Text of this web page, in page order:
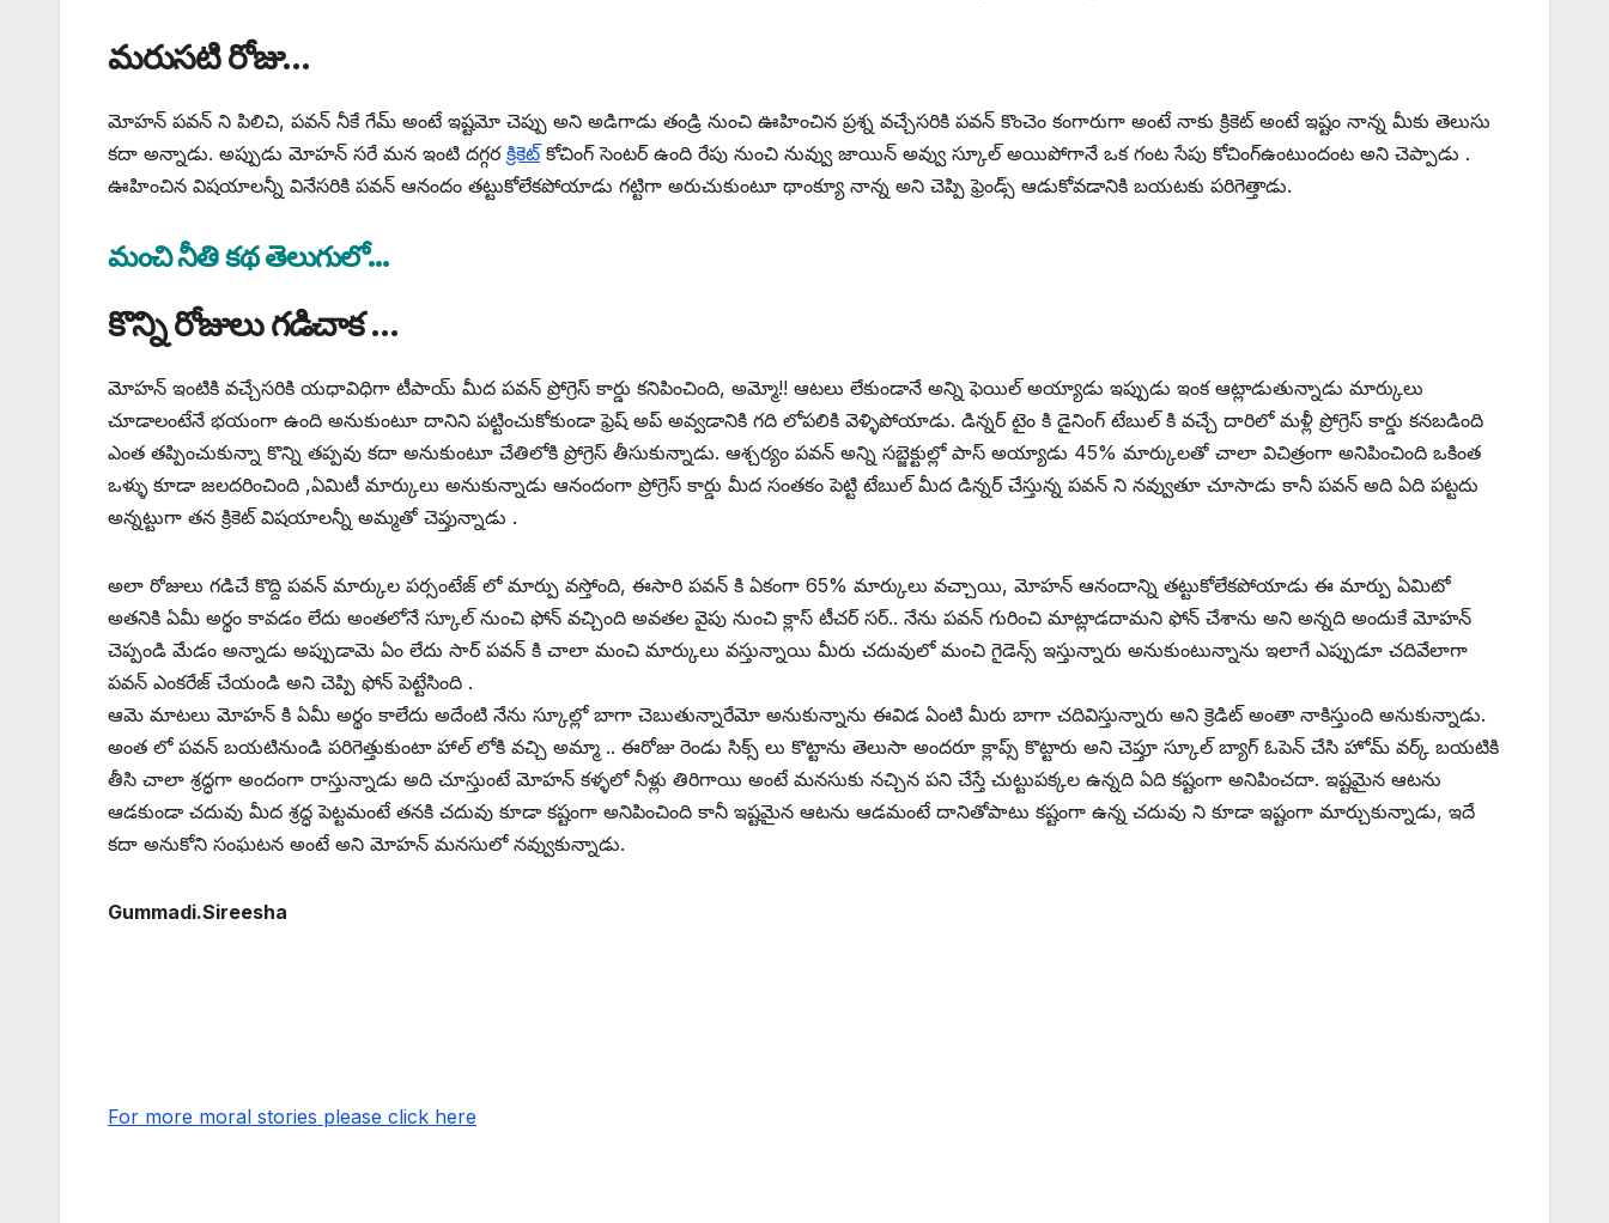
మరుసటి రోజు…
మోహన్ పవన్ ని పిలిచి, పవన్ నీకే గేమ్ అంటే ఇష్టమో చెప్పు అని అడిగాడు తండ్రి నుంచి ఊహించిన ప్రశ్న వచ్చేసరికి పవన్ కొంచెం కంగారుగా అంటే నాకు క్రికెట్ అంటే ఇష్టం నాన్న మీకు తెలుసు
కదా అన్నాడు. అప్పుడు మోహన్ సరే మన ఇంటి దగ్గర క్రికెట్కోచింగ్ సెంటర్ ఉంది రేపు నుంచి నువ్వు జాయిన్ అవ్వు స్కూల్ అయిపోగానే ఒక గంట సేపు కోచింగ్ఉంటుందంట అని చెప్పాడు .
ఊహించిన విషయాలన్నీ వినేసరికి పవన్ ఆనందం తట్టుకోలేకపోయాడు గట్టిగా అరుచుకుంటూ థాంక్యూ నాన్న అని చెప్పి ఫ్రెండ్స్ ఆడుకోవడానికి బయటకు పరిగెత్తాడు.
మంచి నీతి కథ తెలుగులో…
కొన్ని రోజులు గడిచాక …
మోహన్ ఇంటికి వచ్చేసరికి యధావిధిగా టీపాయ్ మీద పవన్ ప్రోగ్రెస్ కార్డు కనిపించింది, అమ్మో!! ఆటలు లేకుండానే అన్ని ఫెయిల్ అయ్యాడు ఇప్పుడు ఇంక ఆట్లాడుతున్నాడు మార్కులు
చూడాలంటేనే భయంగా ఉంది అనుకుంటూ దానిని పట్టించుకోకుండా ఫ్రెష్ అప్ అవ్వడానికి గది లోపలికి వెళ్ళిపోయాడు. డిన్నర్ టైం కి డైనింగ్ టేబుల్ కి వచ్చే దారిలో మళ్లీ ప్రోగ్రెస్ కార్డు కనబడింది
ఎంత తప్పించుకున్నా కొన్ని తప్పవు కదా అనుకుంటూ చేతిలోకి ప్రోగ్రెస్ తీసుకున్నాడు. ఆశ్చర్యం పవన్ అన్ని సబ్జెక్టుల్లో పాస్ అయ్యాడు 45% మార్కులతో చాలా విచిత్రంగా అనిపించింది ఒకింత
ఒళ్ళు కూడా జలదరించింది ,ఏమిటీ మార్కులు అనుకున్నాడు ఆనందంగా ప్రోగ్రెస్ కార్డు మీద సంతకం పెట్టి టేబుల్ మీద డిన్నర్ చేస్తున్న పవన్ ని నవ్వుతూ చూసాడు కానీ పవన్ అది ఏది పట్టదు
అన్నట్టుగా తన క్రికెట్ విషయాలన్నీ అమ్మతో చెప్తున్నాడు .
అలా రోజులు గడిచే కొద్ది పవన్ మార్కుల పర్సంటేజ్ లో మార్పు వస్తోంది, ఈసారి పవన్ కి ఏకంగా 65% మార్కులు వచ్చాయి, మోహన్ ఆనందాన్ని తట్టుకోలేకపోయాడు ఈ మార్పు ఏమిటో
అతనికి ఏమీ అర్థం కావడం లేదు అంతలోనే స్కూల్ నుంచి ఫోన్ వచ్చింది అవతల వైపు నుంచి క్లాస్ టీచర్ సర్.. నేను పవన్ గురించి మాట్లాడదామని ఫోన్ చేశాను అని అన్నది అందుకే మోహన్
చెప్పండి మేడం అన్నాడు అప్పుడామె ఏం లేదు సార్ పవన్ కి చాలా మంచి మార్కులు వస్తున్నాయి మీరు చదువులో మంచి గైడెన్స్ ఇస్తున్నారు అనుకుంటున్నాను ఇలాగే ఎప్పుడూ చదివేలాగా
పవన్ ఎంకరేజ్ చేయండి అని చెప్పి ఫోన్ పెట్టేసింది .
ఆమె మాటలు మోహన్ కి ఏమీ అర్థం కాలేదు అదేంటి నేను స్కూల్లో బాగా చెబుతున్నారేమో అనుకున్నాను ఈవిడ ఏంటి మీరు బాగా చదివిస్తున్నారు అని క్రెడిట్ అంతా నాకిస్తుంది అనుకున్నాడు.
అంత లో పవన్ బయటినుండి పరిగెత్తుకుంటా హాల్ లోకి వచ్చి అమ్మా .. ఈరోజు రెండు సిక్స్ లు కొట్టాను తెలుసా అందరూ క్లాప్స్ కొట్టారు అని చెప్తూ స్కూల్ బ్యాగ్ ఓపెన్ చేసి హోమ్ వర్క్ బయటికి
తీసి చాలా శ్రద్ధగా అందంగా రాస్తున్నాడు అది చూస్తుంటే మోహన్ కళ్ళలో నీళ్లు తిరిగాయి అంటే మనసుకు నచ్చిన పని చేస్తే చుట్టుపక్కల ఉన్నది ఏది కష్టంగా అనిపించదా. ఇష్టమైన ఆటను
ఆడకుండా చదువు మీద శ్రద్ధ పెట్టమంటే తనకి చదువు కూడా కష్టంగా అనిపించింది కానీ ఇష్టమైన ఆటను ఆడమంటే దానితోపాటు కష్టంగా ఉన్న చదువు ని కూడా ఇష్టంగా మార్చుకున్నాడు, ఇదే
కదా అనుకోని సంఘటన అంటే అని మోహన్ మనసులో నవ్వుకున్నాడు.
Gummadi.Sireesha
For more moral stories please click here